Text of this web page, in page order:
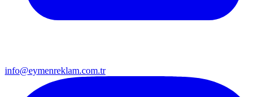
info@eymenreklam.com.tr